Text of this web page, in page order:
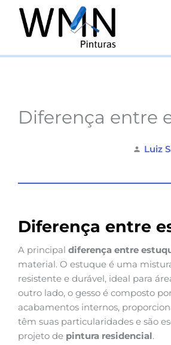
Diferença entre
Luiz
Diferença entre
A principal diferença entre
material. O estuque é uma
resistente e durável, ideal para
outro lado, o gesso é composto
acabamentos internos,
têm suas particularidades e são
projeto de pintura residencial.